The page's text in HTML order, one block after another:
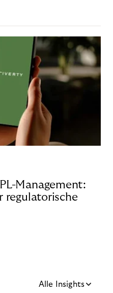
Management:
regulatorische
Alle Insights